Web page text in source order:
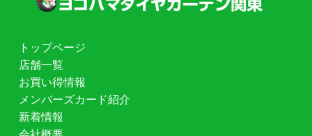
トップページ
店舗一覧
お買い得情報
メンバーズカード紹介
新着情報